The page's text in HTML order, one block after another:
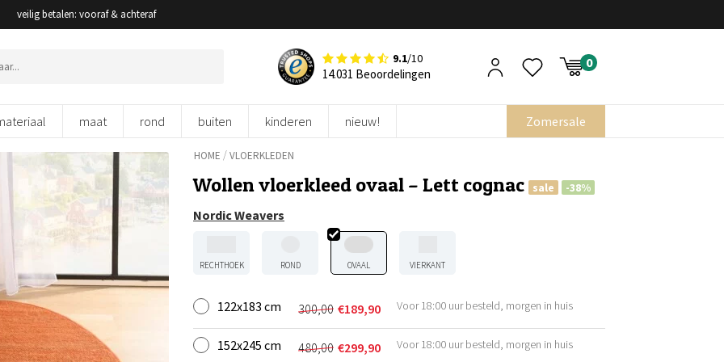
veilig betalen: vooraf & achteraf
9.1/10
14.031 Beoordelingen
maat rond buiten kinderen nieuw! Zomersale
HOME /VLOERKLEDEN
Wollen vloerkleed ovaal – Lett cognac sale -38%
Nordic Weavers
RECHTHOEK ROND OVAAL VIERKANT
122x183 cm 300,00
Oorspronkelijke
prijs
was:
€189,90
Huidige
prijs
is:
Voor 18:00 uur besteld, morgen in huis
152x245 cm 480,00
Oorspronkelijke
€299,90
Huidige Voor 18:00 uur besteld, morgen in huis